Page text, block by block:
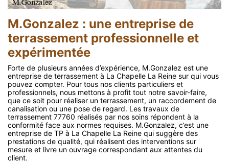
M.Gonzalez : une entreprise de
terrassement professionnelle et
expérimentée
Forte de plusieurs années d’expérience, M.Gonzalez est une
entreprise de terrassement à La Chapelle La Reine sur qui vous
pouvez compter. Pour tous nos clients particuliers et
professionnels, nous mettons à profit tout notre savoir-faire,
que ce soit pour réaliser un terrassement, un raccordement de
canalisation ou une pose de regard. Les travaux de
terrassement 77760 réalisés par nos soins répondent à la
conformité face aux normes requises. M.Gonzalez, c’est une
entreprise de TP à La Chapelle La Reine qui suggère des
prestations de qualité, qui réalisent des interventions sur
mesure et livre un ouvrage correspondant aux attentes du
client.